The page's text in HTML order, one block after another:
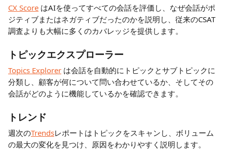
CX Score はAIを使ってすべての会話を評価し、なぜ会話がポ
ジティブまたはネガティブだったのかを説明し、従来のCSAT
調査よりも大幅に多くのカバレッジを提供します。
トピックエクスプローラー
Topics Explorer は会話を自動的にトピックとサブトピックに
分類し、顧客が何について問い合わせているか、そしてその
会話がどのように機能しているかを確認できます。
トレンド
週次のTrendsレポートはトピックをスキャンし、ボリューム
の最大の変化を見つけ、原因をわかりやすく説明します。